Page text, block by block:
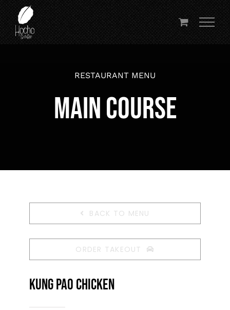
Przejdź
do
zawartości
RESTAURANT MENU
MAIN COURSE
BACK TO MENU
ORDER TAKEOUT
Kung Pao Chicken